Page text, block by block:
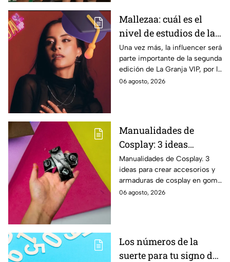
Mallezaa: cuál es el
nivel de estudios de la
Host Digital de La
Granja VIP 2026
Una vez más, la influencer será
parte importante de la segunda
edición de La Granja VIP, por lo
que es importante saber un
06 agosto, 2026
Manualidades de
Cosplay: 3 ideas
creativas para diseñar
accesorios de
armadura con goma
EVA
Manualidades de Cosplay. 3
ideas para crear accesorios y
armaduras de cosplay en goma
EVA paso a paso.
06 agosto, 2026
Los números de la
suerte para tu signo del